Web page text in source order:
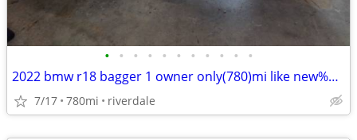
• • • • • • • • • • •
2022 bmw r18 bagger 1 owner only(780)mi like new%%%
7/17 780mi riverdale